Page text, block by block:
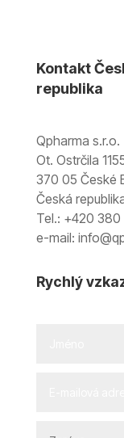
Kontakt
republika
Qpharma s.r.o.
Ot. Ostrčila
370 05 České
Česká
Tel.: +420
e-mail:
Rychlý